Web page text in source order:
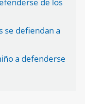
se defiendan a
a defenderse